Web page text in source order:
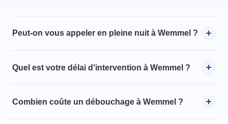
Peut-on vous appeler en pleine nuit à Wemmel ?
Quel est votre délai d'intervention à Wemmel ?
Combien coûte un débouchage à Wemmel ?